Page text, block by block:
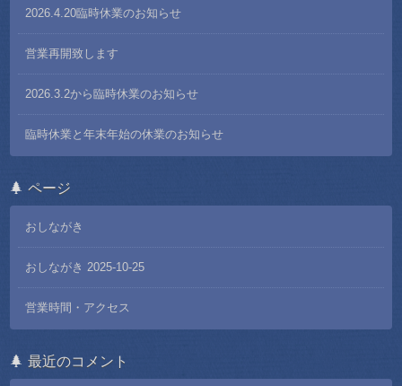
2026.4.20臨時休業のお知らせ
営業再開致します
2026.3.2から臨時休業のお知らせ
臨時休業と年末年始の休業のお知らせ
ページ
おしながき
おしながき 2025-10-25
営業時間・アクセス
最近のコメント